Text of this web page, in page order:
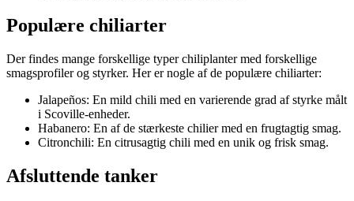
Populære chiliarter
Der findes mange forskellige typer chiliplanter med forskellige
smagsprofiler og styrker. Her er nogle af de populære chiliarter:
Jalapeños: En mild chili med en varierende grad af styrke målt
i Scoville-enheder.
Habanero: En af de stærkeste chilier med en frugtagtig smag.
Citronchili: En citrusagtig chili med en unik og frisk smag.
Afsluttende tanker